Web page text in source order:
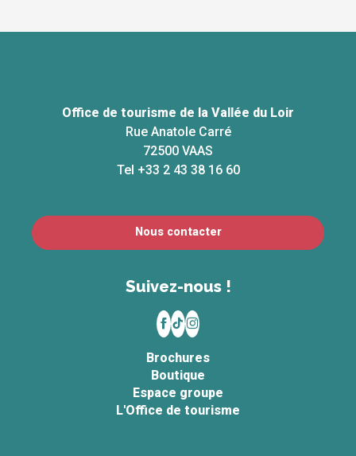
Office de tourisme de la Vallée du Loir
Rue Anatole Carré
72500 VAAS
Tel +33 2 43 38 16 60
Nous contacter
Suivez-nous !
Brochures
Boutique
Espace groupe
L'Office de tourisme